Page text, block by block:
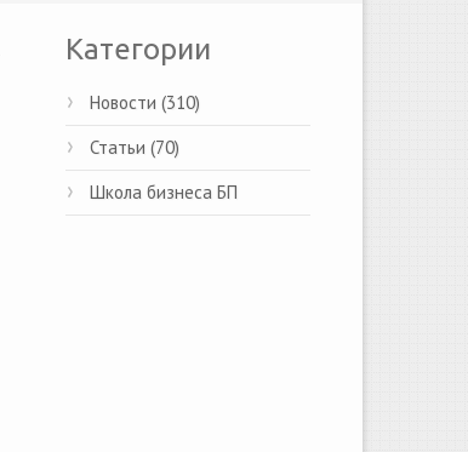
Категории
Новости (310)
Статьи (70)
Школа бизнеса БП